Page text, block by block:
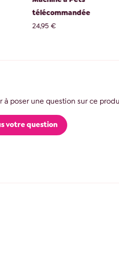
à poser une question sur ce
votre question